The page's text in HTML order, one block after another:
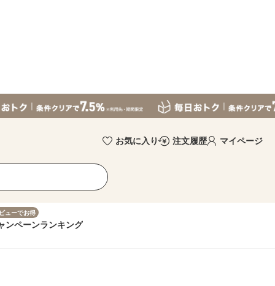
お気に入り 注文履歴 マイページ
ューでお得
ンペーンランキング